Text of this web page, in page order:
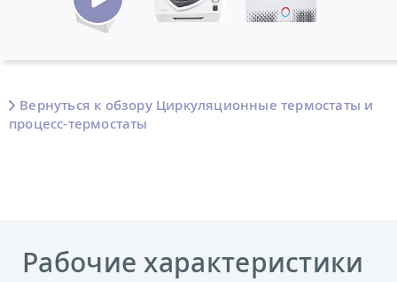
Вернуться к обзору Циркуляционные термостаты и
процесс-термостаты
Рабочие характеристики